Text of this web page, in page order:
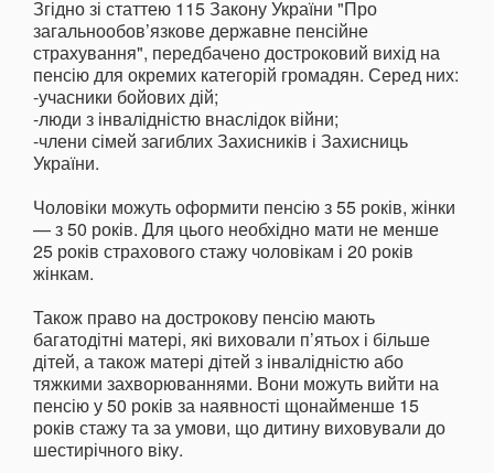
Згідно зі статтею 115 Закону України "Про
загальнообов’язкове державне пенсійне
страхування", передбачено достроковий вихід на
пенсію для окремих категорій громадян. Серед них:
-учасники бойових дій;
-люди з інвалідністю внаслідок війни;
-члени сімей загиблих Захисників і Захисниць
України.
Чоловіки можуть оформити пенсію з 55 років, жінки
— з 50 років. Для цього необхідно мати не менше
25 років страхового стажу чоловікам і 20 років
жінкам.
Також право на дострокову пенсію мають
багатодітні матері, які виховали п’ятьох і більше
дітей, а також матері дітей з інвалідністю або
тяжкими захворюваннями. Вони можуть вийти на
пенсію у 50 років за наявності щонайменше 15
років стажу та за умови, що дитину виховували до
шестирічного віку.